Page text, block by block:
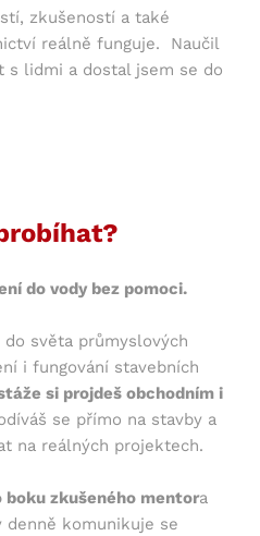
zkušeností a také
reálně funguje. Naučil
s lidmi a dostal jsem se do
do vody bez pomoci.
světa průmyslových
i fungování stavebních
si projdeš obchodním i
se přímo na stavby a
na reálných projektech.
boku zkušeného mentora
komunikuje se